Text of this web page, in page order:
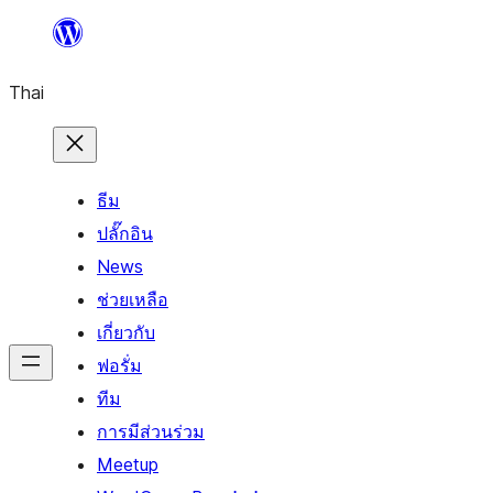
ยัง
เนื้อหา
Thai
ธีม
ปลั๊กอิน
News
ช่วยเหลือ
เกี่ยวกับ
ฟอรั่ม
ทีม
การมีส่วนร่วม
Meetup